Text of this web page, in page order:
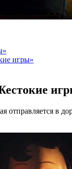
игры»
отправляется в